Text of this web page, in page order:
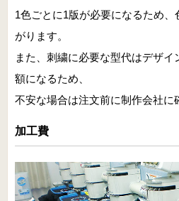
1色ごとに1版が必要になるため
がります。
また、刺繍に必要な型代はデザ
額になるため、
不安な場合は注文前に制作会社に
加工費